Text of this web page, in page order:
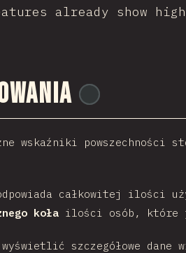
already show
wskaźniki powszechności
całkowitej ilości
koła ilości osób, które
szczegółowe dane